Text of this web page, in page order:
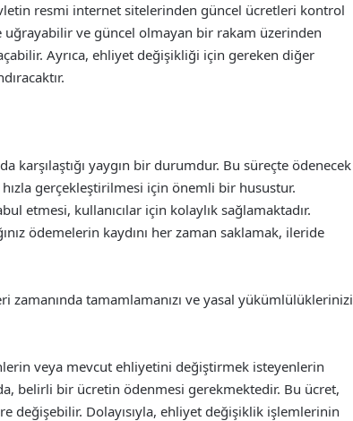
resmi internet sitelerinden güncel ücretleri kontrol
ve güncel olmayan bir rakam üzerinden
Ayrıca, ehliyet değişikliği için gereken diğer
karşılaştığı yaygın bir durumdur. Bu süreçte ödenecek
gerçekleştirilmesi için önemli bir husustur.
etmesi, kullanıcılar için kolaylık sağlamaktadır.
ödemelerin kaydını her zaman saklamak, ileride
tamamlamanızı ve yasal yükümlülüklerinizi
veya mevcut ehliyetini değiştirmek isteyenlerin
belirli bir ücretin ödenmesi gerekmektedir. Bu ücret,
değişebilir. Dolayısıyla, ehliyet değişiklik işlemlerinin